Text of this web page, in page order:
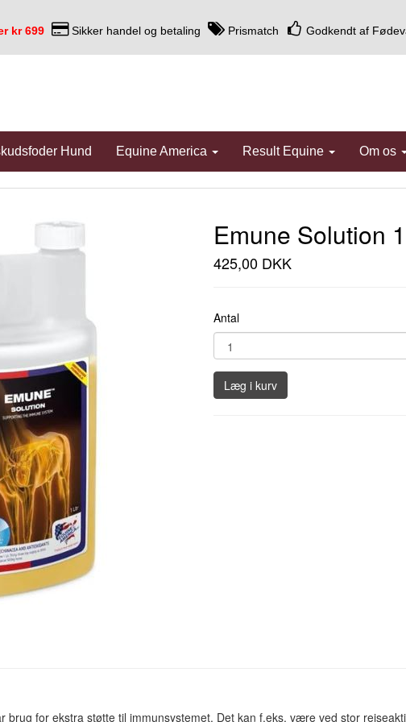
kr 699 Sikker handel og betaling Prismatch Godkendt af
Hund Equine America Result Equine Om os
Emune Solution
425,00 DKK
Antal
Læg i kurv
brug for ekstra støtte til immunsystemet. Det kan f.eks. være ved stor